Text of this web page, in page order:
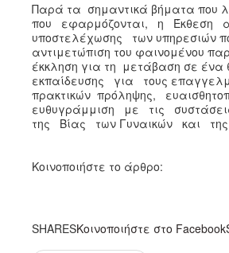
Παρά τα σημαντικά βήματα που
που εφαρμόζονται, η Έκθεση
υποστελέχωσης των υπηρεσιών
αντιμετώπιση του φαινομένου
έκκληση για τη μετάβαση σε
εκπαίδευσης για τους
πρακτικών πρόληψης,
ευθυγράμμιση με τις
της Βίας των Γυναικών και της
Κοινοποιήστε το άρθρο:
SHARESΚοινοποιήστε στο Facebook